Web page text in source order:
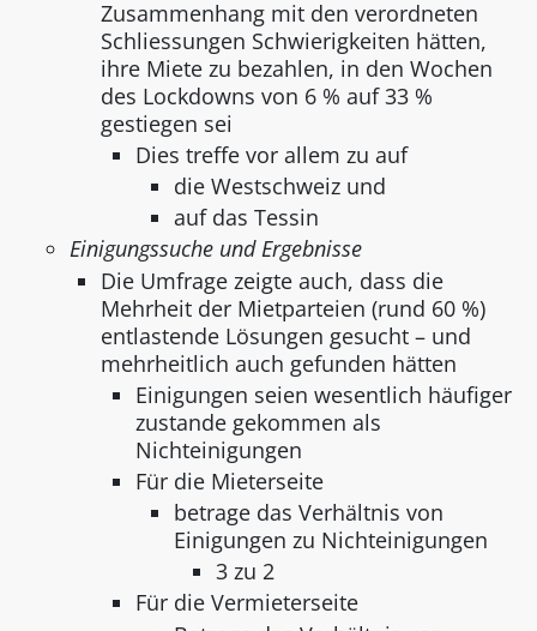
Zusammenhang mit den verordneten
Schliessungen Schwierigkeiten hätten,
ihre Miete zu bezahlen, in den Wochen
des Lockdowns von 6 % auf 33 %
gestiegen sei
Dies treffe vor allem zu auf
die Westschweiz und
auf das Tessin
Einigungssuche und Ergebnisse
Die Umfrage zeigte auch, dass die
Mehrheit der Mietparteien (rund 60 %)
entlastende Lösungen gesucht – und
mehrheitlich auch gefunden hätten
Einigungen seien wesentlich häufiger
zustande gekommen als
Nichteinigungen
Für die Mieterseite
betrage das Verhältnis von
Einigungen zu Nichteinigungen
3 zu 2
Für die Vermieterseite